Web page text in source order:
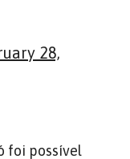
28,
foi possível